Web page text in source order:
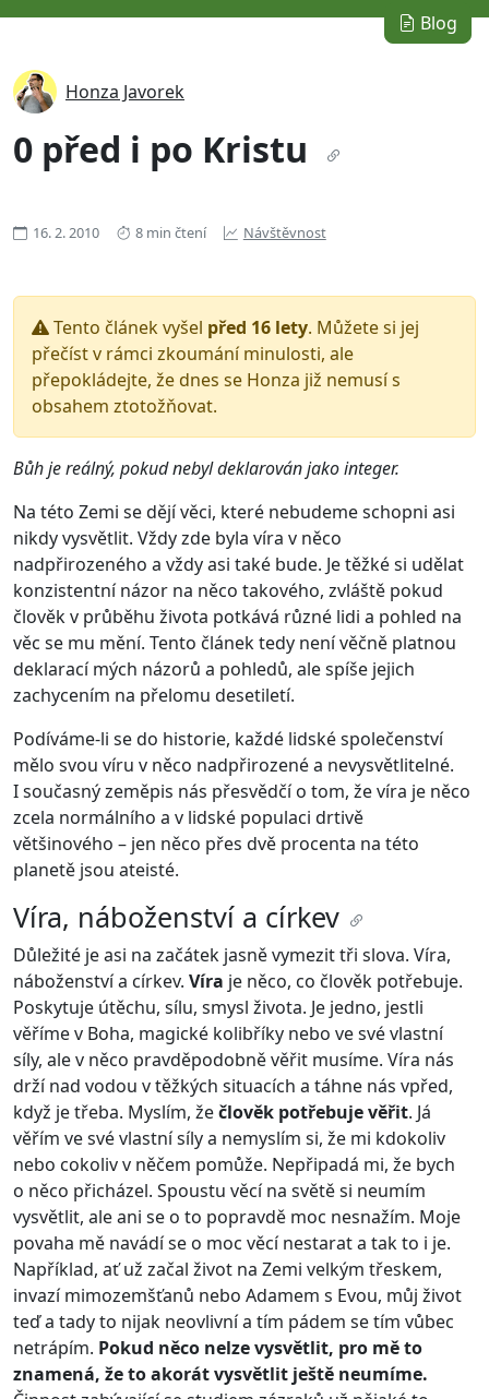
Blog
Honza Javorek
0 před i po Kristu
16. 2. 2010 8 min čtení Návštěvnost
Tento článek vyšel před 16 lety. Můžete si jej
přečíst v rámci zkoumání minulosti, ale
přepokládejte, že dnes se Honza již nemusí s
obsahem ztotožňovat.
Bůh je reálný, pokud nebyl deklarován jako integer.
Na této Zemi se dějí věci, které nebudeme schopni asi
nikdy vysvětlit. Vždy zde byla víra v něco
nadpřirozeného a vždy asi také bude. Je těžké si udělat
konzistentní názor na něco takového, zvláště pokud
člověk v průběhu života potkává různé lidi a pohled na
věc se mu mění. Tento článek tedy není věčně platnou
deklarací mých názorů a pohledů, ale spíše jejich
zachycením na přelomu desetiletí.
Podíváme-li se do historie, každé lidské společenství
mělo svou víru v něco nadpřirozené a nevysvětlitelné.
I současný zeměpis nás přesvědčí o tom, že víra je něco
zcela normálního a v lidské populaci drtivě
většinového – jen něco přes dvě procenta na této
planetě jsou ateisté.
Víra, náboženství a církev
Důležité je asi na začátek jasně vymezit tři slova. Víra,
náboženství a církev. Víra je něco, co člověk potřebuje.
Poskytuje útěchu, sílu, smysl života. Je jedno, jestli
věříme v Boha, magické kolibříky nebo ve své vlastní
síly, ale v něco pravděpodobně věřit musíme. Víra nás
drží nad vodou v těžkých situacích a táhne nás vpřed,
když je třeba. Myslím, žečlověk potřebuje věřit. Já
věřím ve své vlastní síly a nemyslím si, že mi kdokoliv
nebo cokoliv v něčem pomůže. Nepřipadá mi, že bych
o něco přicházel. Spoustu věcí na světě si neumím
vysvětlit, ale ani se o to popravdě moc nesnažím. Moje
povaha mě navádí se o moc věcí nestarat a tak to i je.
Například, ať už začal život na Zemi velkým třeskem,
invazí mimozemšťanů nebo Adamem s Evou, můj život
teď a tady to nijak neovlivní a tím pádem se tím vůbec
netrápím. Pokud něco nelze vysvětlit, pro mě to
znamená, že to akorát vysvětlit ještě neumíme.